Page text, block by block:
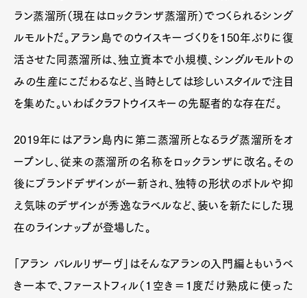
ラン蒸溜所（現在はロックランザ蒸溜所）でつくられるシング
ルモルトだ。アラン島でのウイスキーづくりを150年ぶりに復
活させた同蒸溜所は、独立資本で小規模、シングルモルトの
みの生産にこだわるなど、当時としては珍しいスタイルで注目
を集めた。いわばクラフトウイスキーの先駆者的な存在だ。
2019年にはアラン島内に第二蒸溜所となるラグ蒸溜所をオ
ープンし、従来の蒸溜所の名称をロックランザに改名。その
後にブランドデザインが一新され、独特の形状のボトルや抑
え気味のデザインが秀逸なラベルなど、装いを新たにした現
在のラインナップが登場した。
「アラン バレルリザーヴ」はそんなアランの入門編ともいうべ
き一本で、ファーストフィル（１空き＝１度だけ熟成に使った